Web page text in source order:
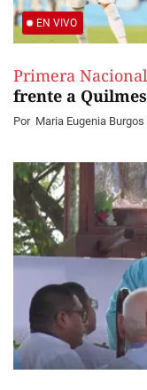
EN VIVO
Primera
frente a Quilmes
Por Maria Eugenia Burgos